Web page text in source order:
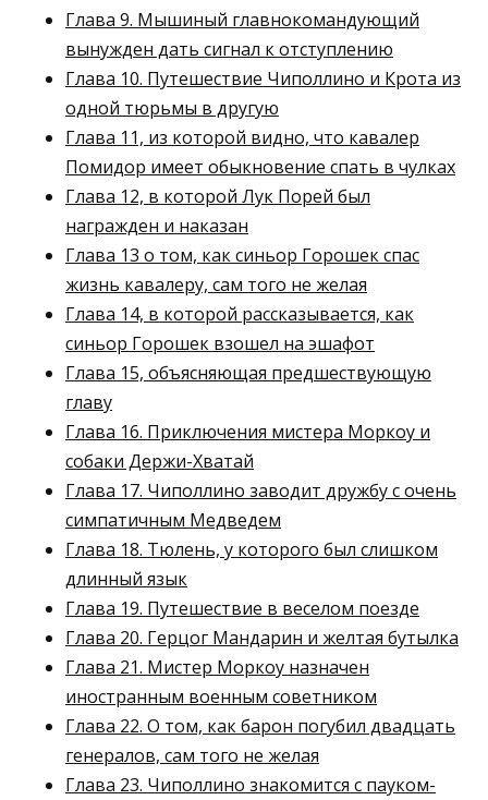
Глава 9. Мышиный главнокомандующий
вынужден дать сигнал к отступлению
Глава 10. Путешествие Чиполлино и Крота из
одной тюрьмы в другую
Глава 11, из которой видно, что кавалер
Помидор имеет обыкновение спать в чулках
Глава 12, в которой Лук Порей был
награжден и наказан
Глава 13 о том, как синьор Горошек спас
жизнь кавалеру, сам того не желая
Глава 14, в которой рассказывается, как
синьор Горошек взошел на эшафот
Глава 15, объясняющая предшествующую
главу
Глава 16. Приключения мистера Моркоу и
собаки Держи-Хватай
Глава 17. Чиполлино заводит дружбу с очень
симпатичным Медведем
Глава 18. Тюлень, у которого был слишком
длинный язык
Глава 19. Путешествие в веселом поезде
Глава 20. Герцог Мандарин и желтая бутылка
Глава 21. Мистер Моркоу назначен
иностранным военным советником
Глава 22. О том, как барон погубил двадцать
генералов, сам того не желая
Глава 23. Чиполлино знакомится с пауком-